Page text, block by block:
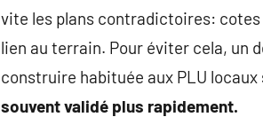
vite les plans contradictoires:
lien au terrain. Pour éviter cela, un
construire habituée aux PLU
souvent validé plus rapidement.